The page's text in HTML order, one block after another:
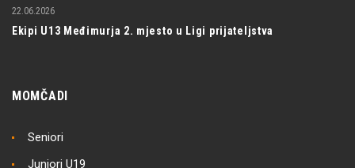
Ekipi U13 Međimurja 2. mjesto u Ligi prijateljstva
22.06.2026
MOMČADI
Seniori
Juniori U19